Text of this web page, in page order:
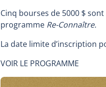
Cinq bourses de 5000 $
programme Re-Connaître.
La date limite d’inscription
VOIR LE PROGRAMME